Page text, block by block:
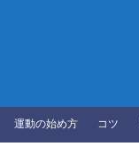
運動の始め方 コツ